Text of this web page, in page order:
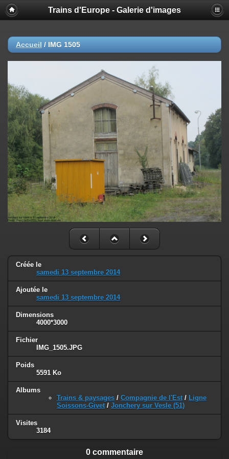
Trains d'Europe - Galerie d'images
Accueil / IMG 1505
Créée le
samedi 13 septembre 2014
Ajoutée le
samedi 13 septembre 2014
Dimensions
4000*3000
Fichier
IMG_1505.JPG
Poids
5591 Ko
Albums
Trains & paysages / Compagnie de l'Est / Ligne
Soissons-Givet / Jonchery sur Vesle (51)
Visites
3184
0 commentaire